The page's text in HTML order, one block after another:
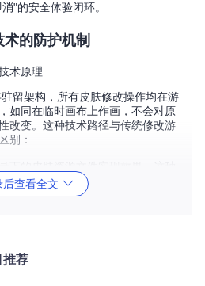
"的安全体验闭环。
的防护机制
术原理
留架构，所有皮肤修改操作均在游
如同在临时画布上作画，不会对原
改变。这种技术路径与传统修改游
别：
，存在被反作弊系统检测的风险。
则像给游戏进程"临时戴了一副眼
图
理指南
后查看全文
推荐